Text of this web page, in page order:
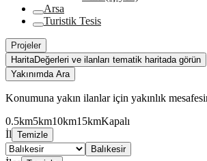
Arsa
Turistik Tesis
Projeler
HaritaDeğerleri ve ilanları tematik haritada görün
Yakınımda Ara
Konumuna yakın ilanlar için yakınlık
0.5km5km10km15kmKapalı
İl Temizle
Balıkesir